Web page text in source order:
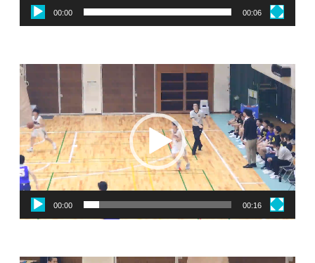
00:00 00:06
動
画
プ
レ
ー
ヤ
ー
00:00 00:16